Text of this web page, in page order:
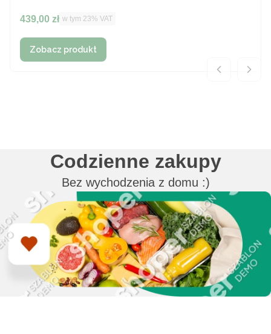
Cena brutto
439,00 zł w tym %s VAT
w tym 23% VAT
Zobacz produkt
Codzienne zakupy
Bez wychodzenia z domu :)